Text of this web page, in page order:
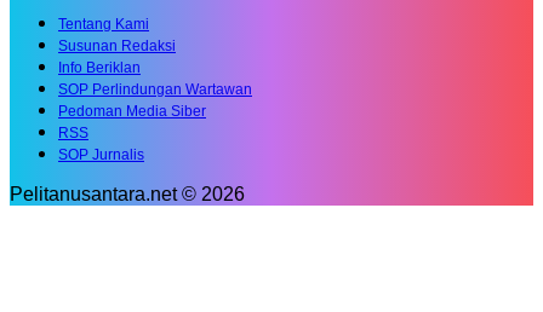
Tentang Kami
Susunan Redaksi
Info Beriklan
SOP Perlindungan Wartawan
Pedoman Media Siber
RSS
SOP Jurnalis
Pelitanusantara.net © 2026